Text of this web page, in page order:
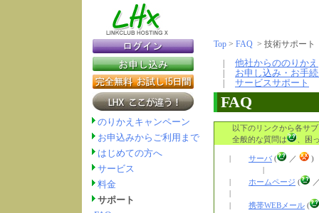
Top > FAQ > 技術サポ
他社からののりかえ
お申し込み・お手
サービスサポート
FAQ
以下のリンクから各サ
全般的な質問は
、困
| サーバ ( ／
|
| ホームページ (
|
| 携帯WEBメール (
のりかえキャンペーン
お申込みからご利用まで
はじめての方へ
サービス
料金
サポート